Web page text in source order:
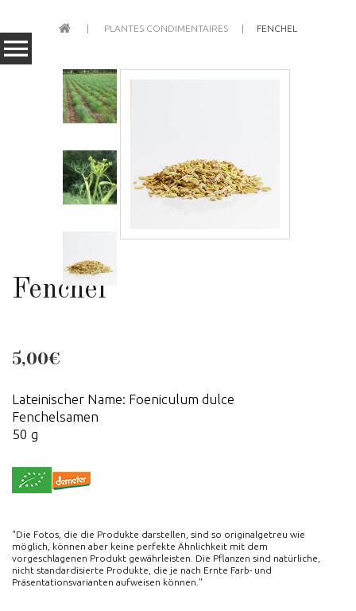
PLANTES CONDIMENTAIRES FENCHEL
Fenchel
5,00€
Lateinischer Name: Foeniculum dulce
Fenchelsamen
50 g
"Die Fotos, die die Produkte darstellen, sind so originalgetreu wie
möglich, können aber keine perfekte Ähnlichkeit mit dem
vorgeschlagenen Produkt gewährleisten. Die Pflanzen sind natürliche,
nicht standardisierte Produkte, die je nach Ernte Farb- und
Präsentationsvarianten aufweisen können."